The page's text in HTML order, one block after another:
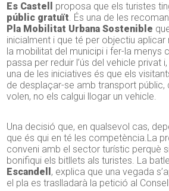
Es Castell proposa que els turistes
públic gratuït. És una de les
Pla Mobilitat Urbana Sostenible
inicialment i que té per objectiu
la mobilitat del municipi i fer-la menys
passa per reduir l’ús del vehicle privat
una de les iniciatives és que els
de desplaçar-se amb transport públic,
volen, no els calgui llogar un vehicle.
Una decisió que, en qualsevol cas,
que és qui en té les competència.La
conveni amb el sector turístic perquè
bonifiqui els bitllets als turistes. La
Escandell , explica que una vegada
el pla es traslladarà la petició al